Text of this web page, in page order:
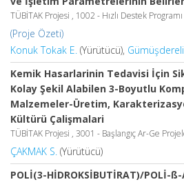
TÜBİTAK Projesi , 1002 - Hızlı Destek Programı
(Proje Özeti)
Konuk Tokak E. (Yürütücü),
Kemik Hasarlarinin Tedavisi İçin
Kolay Şekil Alabilen 3-Boyutlu
Malzemeler-Üretim,
Kültürü Çalişmalari
TÜBİTAK Projesi , 3001 - Başlangıç Ar-Ge
ÇAKMAK S. (Yürütücü)
POLİ(3-HİDROKSİBUTİRAT)/POLİ-ß-